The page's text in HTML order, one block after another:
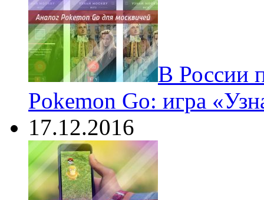
В России
Pokemon Go: игра
17.12.2016